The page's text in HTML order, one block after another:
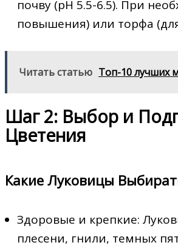
почву (pH 5.5-6.5). При
повышения) или торфа
Читать статью Топ-10 лучших
Шаг 2: Выбор и
Цветения
Какие Луковицы
Здоровые и крепкие:
плесени, гнили, темных